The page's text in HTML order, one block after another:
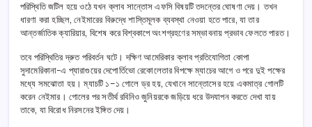
পরিস্থিতি জটিল হয়ে ওঠে যখন ক্লাব সান্তোস এফসি বিষয়টি তদন্তের ঘোষণা দেয়। তখন
ধারণা করা হচ্ছিল, নেইমারের বিরুদ্ধে শাস্তিমূলক ব্যবস্থা নেওয়া হতে পারে, যা তার
আন্তর্জাতিক ক্যারিয়ার, বিশেষ করে বিশ্বকাপে অংশগ্রহণের সম্ভাবনায় প্রভাব ফেলতে পারত।
তবে পরিস্থিতির দ্রুত পরিবর্তন ঘটে। দক্ষিণ আমেরিকার ক্লাব প্রতিযোগিতা কোপা
সুদামেরিকানা-এ প্যারাগুয়ের দেপোর্তিভো রেকোলেতার বিপক্ষে ম্যাচের আগে ও পরে দুই পক্ষের
মধ্যে সমঝোতা হয়। ম্যাচটি ১–১ গোলে ড্র হয়, যেখানে সান্তোসের হয়ে একমাত্র গোলটি
করেন নেইমার। গোলের পর সতীর্থ রবিনিও জুনিয়রকে জড়িয়ে ধরে উদযাপন করতে দেখা যায়
তাকে, যা বিরোধ নিরসনের ইঙ্গিত দেয়।